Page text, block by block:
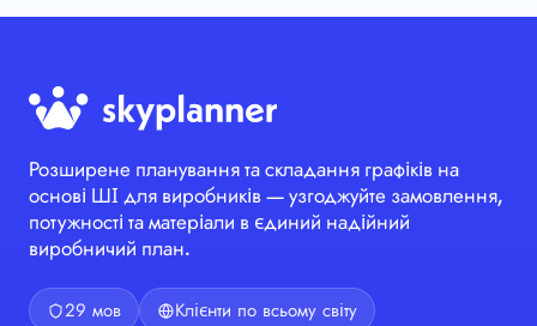
Розширене планування та складання графіків на
основі ШІ для виробників — узгоджуйте замовлення,
потужності та матеріали в єдиний надійний
виробничий план.
29 мов Клієнти по всьому світу